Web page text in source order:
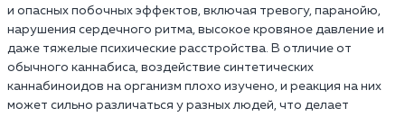
и опасных побочных эффектов, включая тревогу, паранойю,
нарушения сердечного ритма, высокое кровяное давление и
даже тяжелые психические расстройства. В отличие от
обычного каннабиса, воздействие синтетических
каннабиноидов на организм плохо изучено, и реакция на них
может сильно различаться у разных людей, что делает